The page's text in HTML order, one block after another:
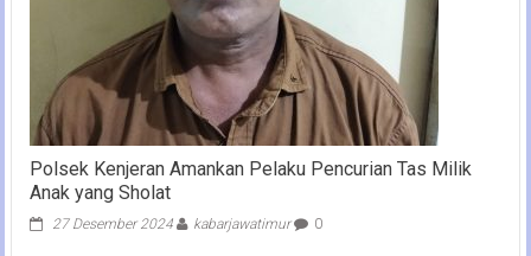
Polsek Kenjeran Amankan Pelaku Pencurian Tas Milik
Anak yang Sholat
27 Desember 2024 kabarjawatimur 0